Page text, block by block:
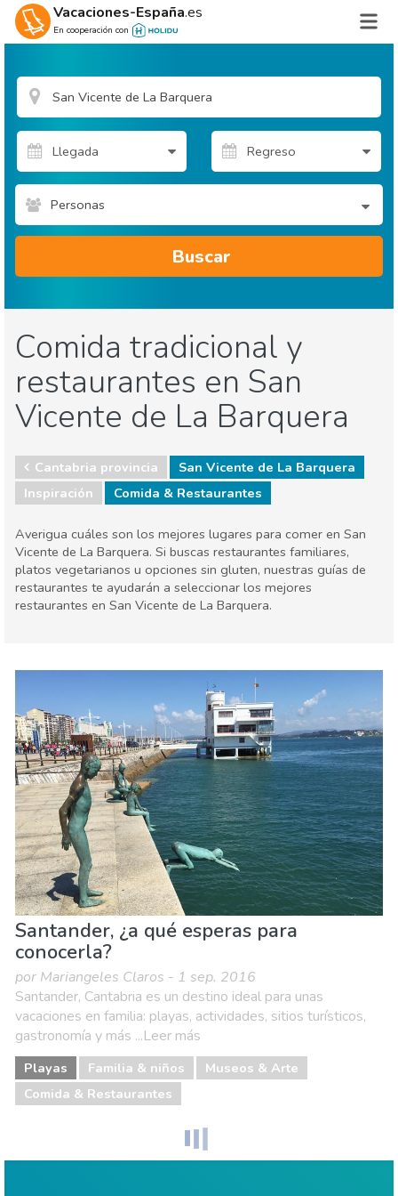
Vacaciones-España.es
En cooperación con
Personas
Buscar
Comida tradicional y
restaurantes en San
Vicente de La Barquera
Cantabria provincia
San Vicente de La Barquera
Inspiración
Comida & Restaurantes
Averigua cuáles son los mejores lugares para comer en San
Vicente de La Barquera. Si buscas restaurantes familiares,
platos vegetarianos u opciones sin gluten, nuestras guías de
restaurantes te ayudarán a seleccionar los mejores
restaurantes en San Vicente de La Barquera.
Deporte & aventura
Familia & niños
Museos & Arte
Naturaleza & aire libre
Playas
Santander, ¿a qué esperas para
conocerla?
por Mariangeles Claros - 1 sep. 2016
Santander, Cantabria es un destino ideal para unas
vacaciones en familia: playas, actividades, sitios turísticos,
gastronomía y más ...Leer más
Playas Familia & niños
Museos & Arte
Comida & Restaurantes